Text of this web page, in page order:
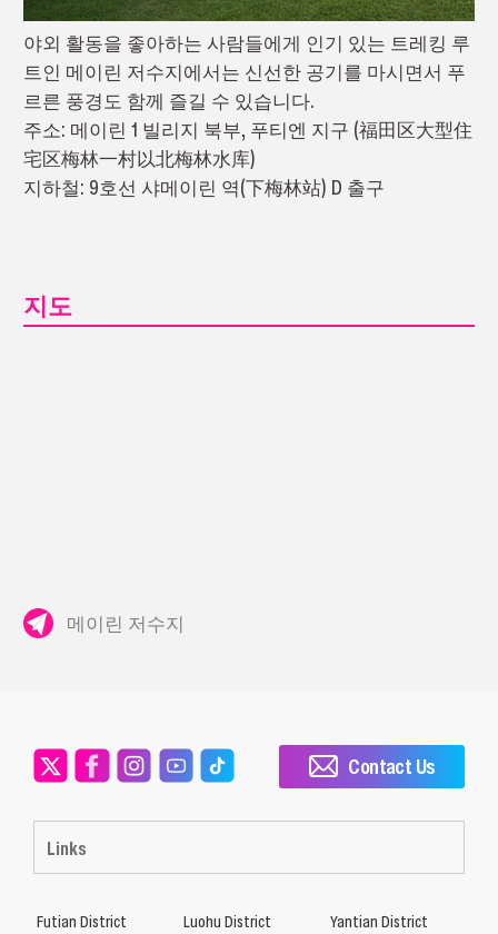
야외 활동을 좋아하는 사람들에게 인기 있는 트레킹 루
트인 메이린 저수지에서는 신선한 공기를 마시면서 푸
르른 풍경도 함께 즐길 수 있습니다.
주소: 메이린 1 빌리지 북부, 푸티엔 지구 (福田区大型住
宅区梅林一村以北梅林水库)
지하철: 9호선 샤메이린 역(下梅林站) D 출구
지도
메이린 저수지
Links
Contact Us
Futian District Luohu District Yantian District